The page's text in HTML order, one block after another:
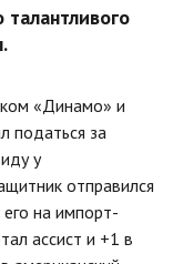
«Динамо» и
податься за
у
отправился
на импорт-
ассист и +1 в